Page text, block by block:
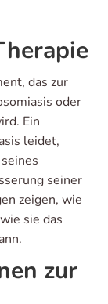
das zur
oder
Ein
leidet,
seiner
zeigen, wie
sie das
zur